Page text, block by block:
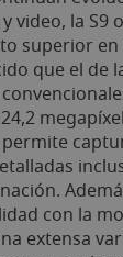
video, la S9
superior
que el de
con la
extensa